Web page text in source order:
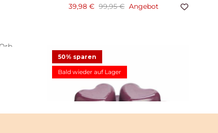
39,98 € 99,95 € Angebot
50% sparen
Bald wieder auf Lager